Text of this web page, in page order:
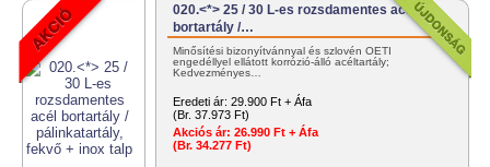
020.<*> 25 / 30 L-es rozsdamentes acél
bortartály /…
Minősítési bizonyítvánnyal és szlovén OÉTI
engedéllyel ellátott korrózió-álló acéltartály;
Kedvezményes…
Eredeti ár: 29.900 Ft + Áfa
(Br. 37.973 Ft)
Akciós ár: 26.990 Ft + Áfa
(Br. 34.277 Ft)